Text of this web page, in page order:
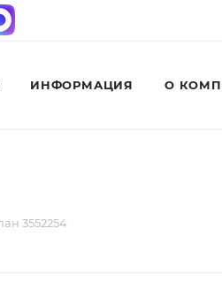
ИНФОРМАЦИЯ О
3552254